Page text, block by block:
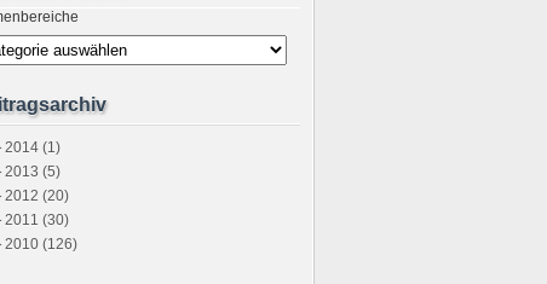
2014 (1)
2013 (5)
2012 (20)
2011 (30)
2010 (126)